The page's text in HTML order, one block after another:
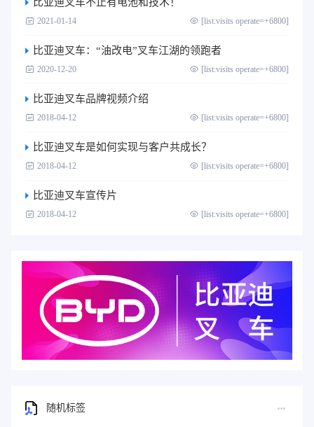
2021-01-14 [list:visits operate=+6800]
比亚迪叉车：“油改电”叉车江湖的领跑者
2020-12-20 [list:visits operate=+6800]
比亚迪叉车品牌视频介绍
2018-04-12 [list:visits operate=+6800]
比亚迪叉车是如何实现与客户共成长？
2018-04-12 [list:visits operate=+6800]
比亚迪叉车宣传片
2018-04-12 [list:visits operate=+6800]
随机标签